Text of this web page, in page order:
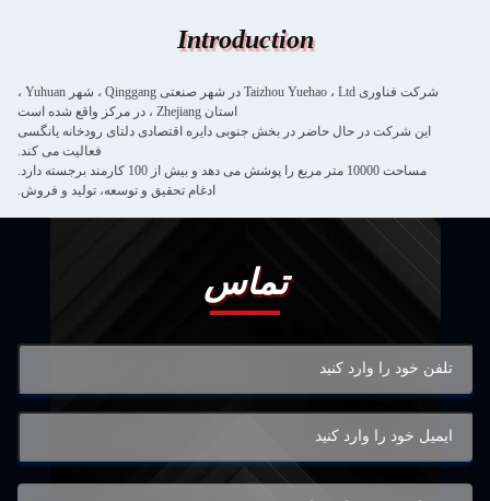
Introduction
شرکت فناوری Taizhou Yuehao ، Ltd در شهر صنعتی Qinggang ، شهر Yuhuan ،
استان Zhejiang ، در مرکز واقع شده است
این شرکت در حال حاضر در بخش جنوبی دایره اقتصادی دلتای رودخانه یانگسی
فعالیت می کند.
مساحت 10000 متر مربع را پوشش می دهد و بیش از 100 کارمند برجسته دارد.
ادغام تحقیق و توسعه، تولید و فروش.
تماس